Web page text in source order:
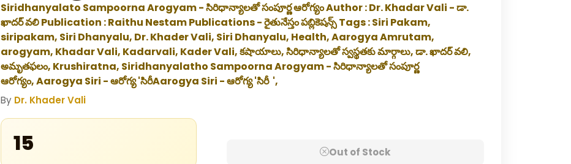
Siridhanyalato Sampoorna Arogyam - సిరిధాన్యాలతో సంపూర్ణ ఆరోగ్యం Author : Dr. Khadar Vali - డా.
ఖాదర్ వలి Publication : Raithu Nestam Publications - రైతునేస్తం పబ్లికెషన్స్ Tags : Siri Pakam,
siripakam, Siri Dhanyalu, Dr. Khader Vali, Siri Dhanyalu, Health, Aarogya Amrutam,
arogyam, Khadar Vali, Kadarvali, Kader Vali, కషాయాలు, సిరిధాన్యాలతో స్వస్థతకు మార్గాలు, డా. ఖాదర్ వలి,
అమృతఫలం, Krushiratna, Siridhanyalatho Sampoorna Arogyam - సిరిధాన్యాలతో సంపూర్ణ
ఆరోగ్యం, Aarogya Siri - ఆరోగ్య 'సిరీAarogya Siri - ఆరోగ్య 'సిరీ ',
By Dr. Khader Vali
₹15 Out of Stock